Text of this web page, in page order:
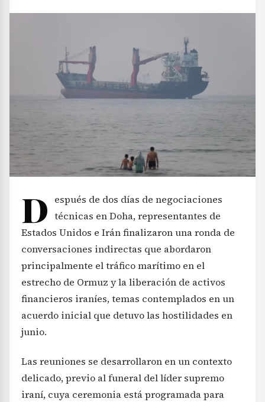
D espués de dos días de negociaciones
técnicas en Doha, representantes de
Estados Unidos e Irán finalizaron una ronda de
conversaciones indirectas que abordaron
principalmente el tráfico marítimo en el
estrecho de Ormuz y la liberación de activos
financieros iraníes, temas contemplados en un
acuerdo inicial que detuvo las hostilidades en
junio.
Las reuniones se desarrollaron en un contexto
delicado, previo al funeral del líder supremo
iraní, cuya ceremonia está programada para